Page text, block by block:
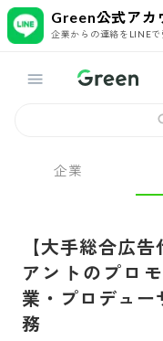
Green公式アカ
企業からの連絡をLINEで
企業
【大手総合広
アントのプロ
業・プロデュー
務